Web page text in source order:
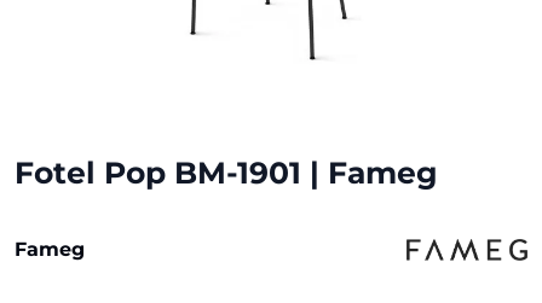
Fotel Pop BM-1901 | Fameg
Fameg